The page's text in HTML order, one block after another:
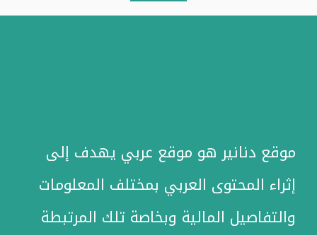
موقع دنانير هو موقع عربي يهدف إلى
إثراء المحتوى العربي بمختلف المعلومات
والتفاصيل المالية وبخاصة تلك المرتبطة